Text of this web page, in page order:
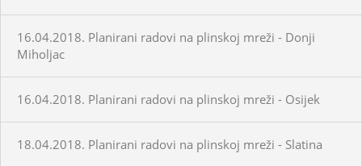
16.04.2018. Planirani radovi na plinskoj mreži - Donji
Miholjac
16.04.2018. Planirani radovi na plinskoj mreži - Osijek
18.04.2018. Planirani radovi na plinskoj mreži - Slatina